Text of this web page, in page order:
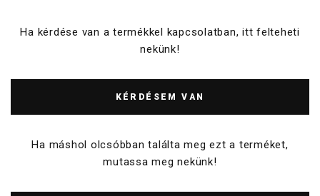
Ha kérdése van a termékkel kapcsolatban, itt felteheti
nekünk!
KÉRDÉSEM VAN
Ha máshol olcsóbban találta meg ezt a terméket,
mutassa meg nekünk!